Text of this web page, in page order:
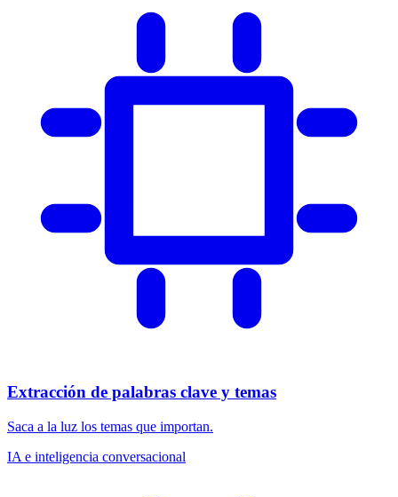
Extracción de palabras clave y temas
Saca a la luz los temas que importan.
IA e inteligencia conversacional